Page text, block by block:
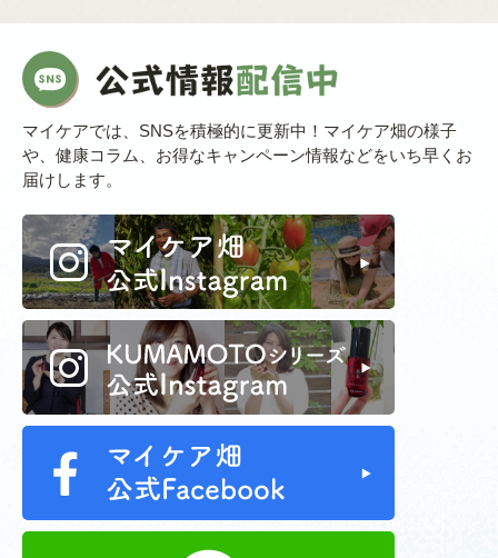
マイケアでは、SNSを積極的に更新中！マイケア畑の様子
や、健康コラム、お得なキャンペーン情報などをいち早くお
届けします。